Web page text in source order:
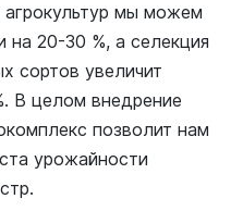
мы можем
на 20-30 %, а селекция
сортов увеличит
В целом внедрение
позволит нам
урожайности